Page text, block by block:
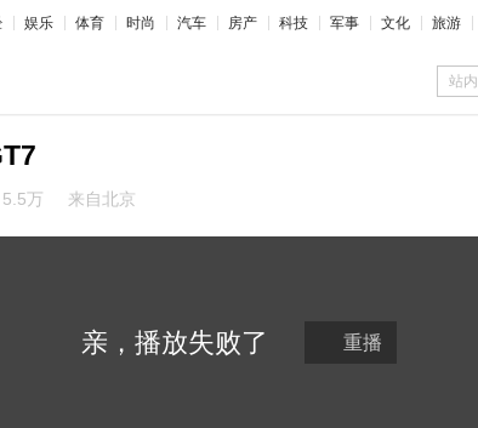
娱乐 体育 时尚 汽车 房产 科技 军事 文化 旅游
站内
5.5万 来自北京
亲，播放失败了 重播